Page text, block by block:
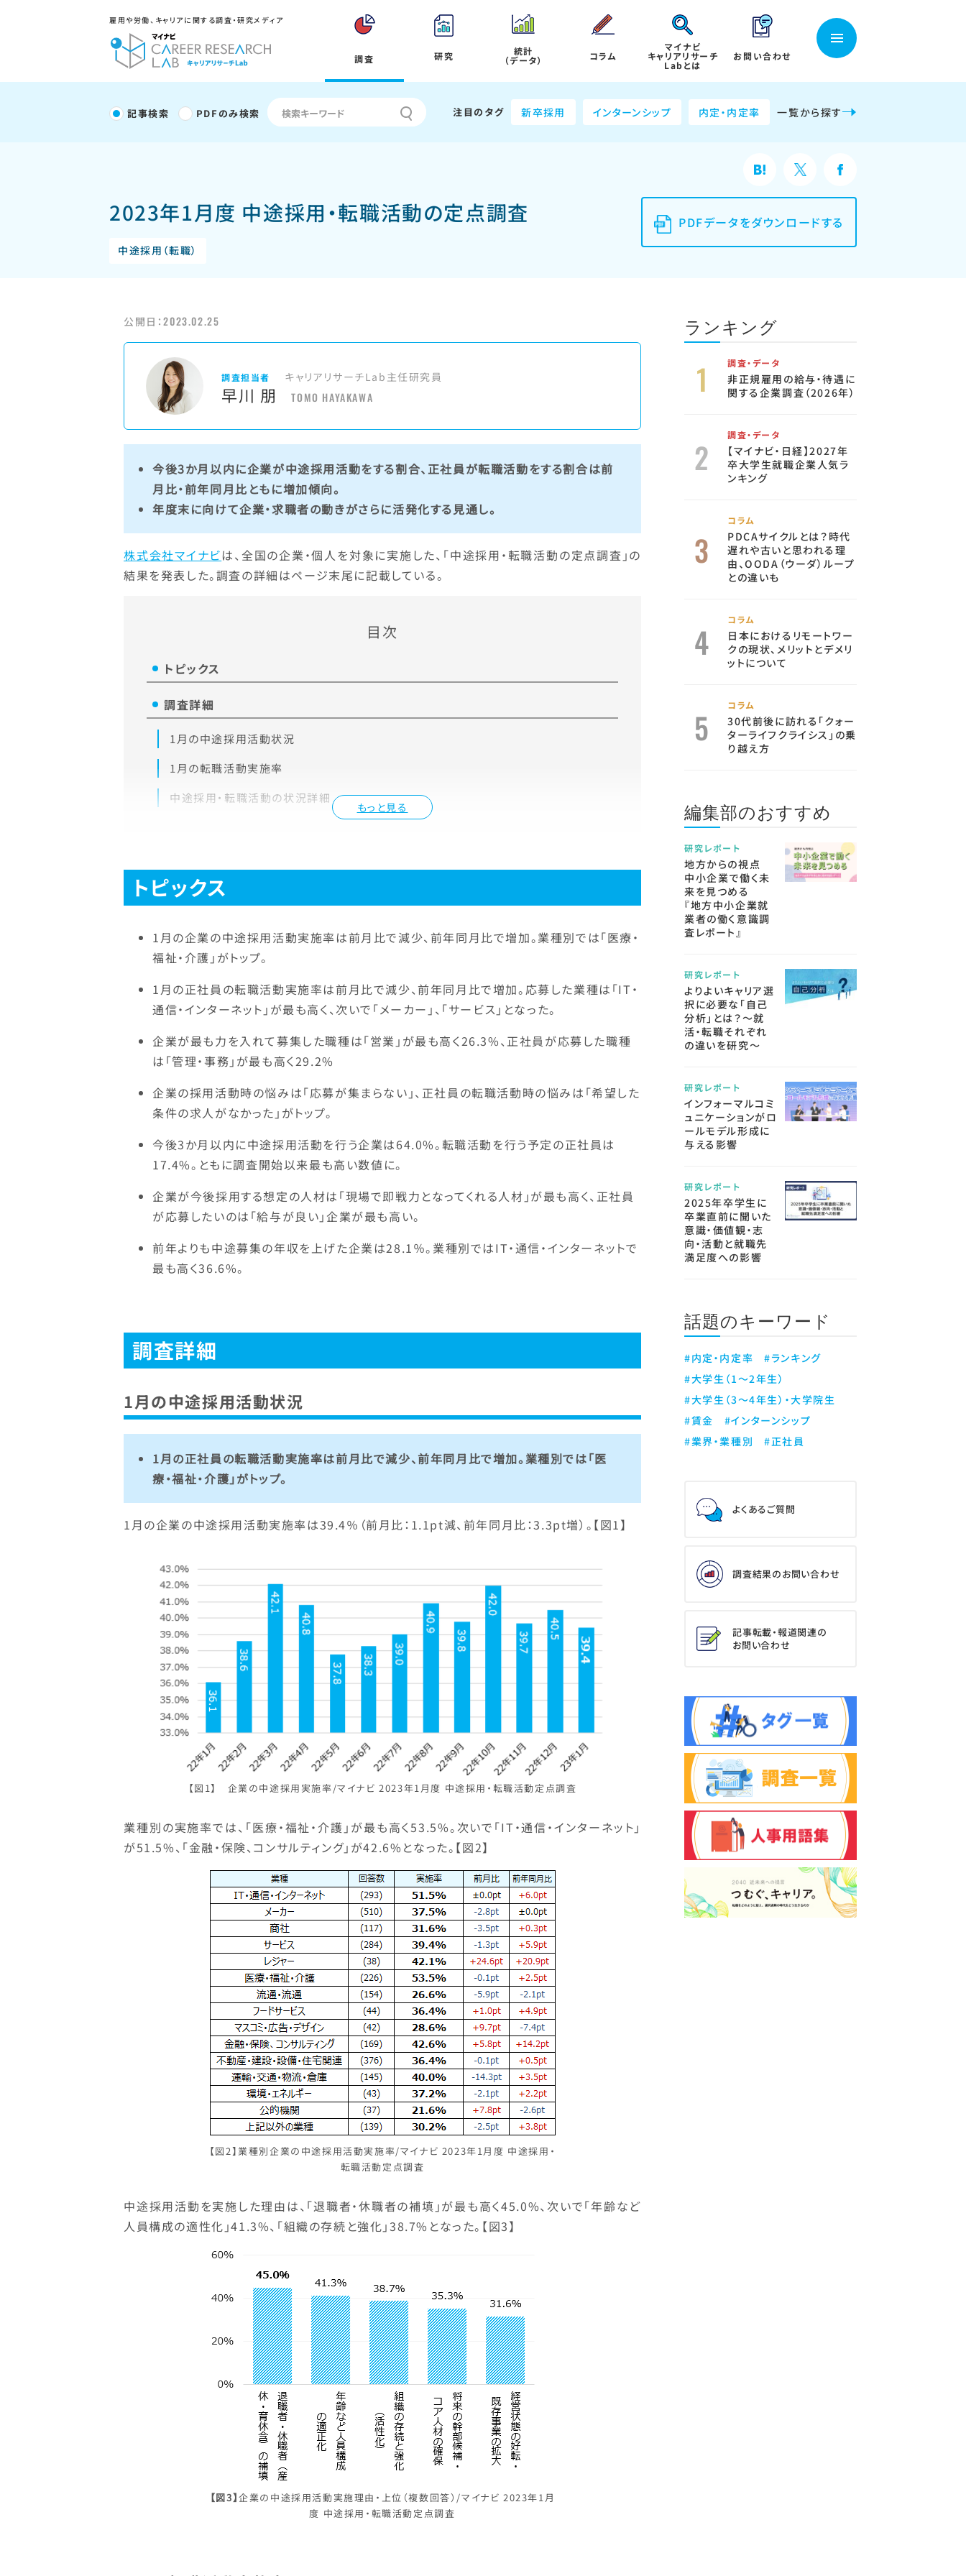
雇用や労働、キャリアに関する調査・研究メディア
調査 研究 統計
（データ） コラム
マイナビ
キャリアリサーチ
Labとは
お問い合わせ
記事検索 PDFのみ検索 注目のタグ 新卒採用 インターンシップ 内定・内定率 一覧から探す
2023年1月度 中途採用・転職活動の定点調査
中途採用（転職）
PDFデータをダウンロードする
公開日：2023.02.25
調査担当者 キャリアリサーチLab主任研究員
早川 朋 TOMO HAYAKAWA
今後3か月以内に企業が中途採用活動をする割合、正社員が転職活動をする割合は前
月比・前年同月比ともに増加傾向。
年度末に向けて企業・求職者の動きがさらに活発化する見通し。
株式会社マイナビは、全国の企業・個人を対象に実施した、「中途採用・転職活動の定点調査」の
結果を発表した。調査の詳細はページ末尾に記載している。
目次
もっと見る
トピックス
調査詳細
1月の中途採用活動状況
1月の転職活動実施率
中途採用・転職活動の状況詳細
トピックス
1月の企業の中途採用活動実施率は前月比で減少、前年同月比で増加。業種別では「医療・
福祉・介護」がトップ。
1月の正社員の転職活動実施率は前月比で減少、前年同月比で増加。応募した業種は「IT・
通信・インターネット」が最も高く、次いで「メーカー」、「サービス」となった。
企業が最も力を入れて募集した職種は「営業」が最も高く26.3%、正社員が応募した職種
は「管理・事務」が最も高く29.2%
企業の採用活動時の悩みは「応募が集まらない」、正社員の転職活動時の悩みは「希望した
条件の求人がなかった」がトップ。
今後3か月以内に中途採用活動を行う企業は64.0%。転職活動を行う予定の正社員は
17.4%。ともに調査開始以来最も高い数値に。
企業が今後採用する想定の人材は「現場で即戦力となってくれる人材」が最も高く、正社員
が応募したいのは「給与が良い」企業が最も高い。
前年よりも中途募集の年収を上げた企業は28.1％。業種別ではIT・通信・インターネットで
最も高く36.6%。
調査詳細
1月の中途採用活動状況
1月の正社員の転職活動実施率は前月比で減少、前年同月比で増加。業種別では「医
療・福祉・介護」がトップ。
1月の企業の中途採用活動実施率は39.4％（前月比：1.1pt減、前年同月比：3.3pt増）。【図1】
【図1】 企業の中途採用実施率/マイナビ 2023年1月度 中途採用・転職活動定点調査
業種別の実施率では、「医療・福祉・介護」が最も高く53.5%。次いで「IT・通信・インターネット」
が51.5%、「金融・保険、コンサルティング」が42.6%となった。【図2】
【図2】業種別企業の中途採用活動実施率/マイナビ 2023年1月度 中途採用・
転職活動定点調査
中途採用活動を実施した理由は、「退職者・休職者の補填」が最も高く45.0%、次いで「年齢など
人員構成の適性化」41.3%、「組織の存続と強化」38.7%となった。【図3】
【図3】企業の中途採用活動実施理由・上位（複数回答）/マイナビ 2023年1月
度 中途採用・転職活動定点調査
ランキング
調査・データ
非正規雇用の給与・待遇に
関する企業調査（2026年）
調査・データ
【マイナビ・日経】2027年
卒大学生就職企業人気ラ
ンキング
コラム
PDCAサイクルとは？時代
遅れや古いと思われる理
由、OODA（ウーダ）ループ
との違いも
コラム
日本におけるリモートワー
クの現状、メリットとデメリ
ットについて
コラム
30代前後に訪れる「クォー
ターライフクライシス」の乗
り越え方
編集部のおすすめ
研究レポート
地方からの視点
中小企業で働く未
来を見つめる
『地方中小企業就
業者の働く意識調
査レポート』
研究レポート
よりよいキャリア選
択に必要な「自己
分析」とは？～就
活・転職それぞれ
の違いを研究～
研究レポート
インフォーマルコミ
ュニケーションがロ
ールモデル形成に
与える影響
研究レポート
2025年卒学生に
卒業直前に聞いた
意識・価値観・志
向・活動と就職先
満足度への影響
話題のキーワード
#内定・内定率
#ランキング
#大学生（1～2年生）
#大学生（3～4年生）・大学院生
#賃金
#インターンシップ
#業界・業種別
#正社員
よくあるご質問
調査結果のお問い合わせ
記事転載・報道関連の
お問い合わせ